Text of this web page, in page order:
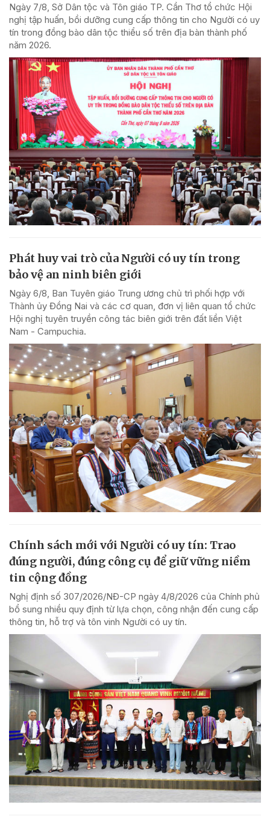
Ngày 7/8, Sở Dân tộc và Tôn giáo TP. Cần Thơ tổ chức Hội
nghị tập huấn, bồi dưỡng cung cấp thông tin cho Người có uy
tín trong đồng bào dân tộc thiểu số trên địa bàn thành phố
năm 2026.
Phát huy vai trò của Người có uy tín trong
bảo vệ an ninh biên giới
Ngày 6/8, Ban Tuyên giáo Trung ương chủ trì phối hợp với
Thành ủy Đồng Nai và các cơ quan, đơn vị liên quan tổ chức
Hội nghị tuyên truyền công tác biên giới trên đất liền Việt
Nam - Campuchia.
Chính sách mới với Người có uy tín: Trao
đúng người, đúng công cụ để giữ vững niềm
tin cộng đồng
Nghị định số 307/2026/NĐ-CP ngày 4/8/2026 của Chính phủ
bổ sung nhiều quy định từ lựa chọn, công nhận đến cung cấp
thông tin, hỗ trợ và tôn vinh Người có uy tín.